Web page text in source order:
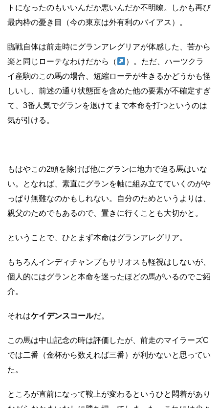
トになったのもいいんだか悪いんだか不明瞭。しかも再び
最内枠の憂き目（今の東京は外有利のバイアス）。
臨戦自体は前走時にグランアレグリアが体感した、苦から
楽と同じローテなわけだから（
）。ただ、ハーツクラ
イ産駒のこの馬の場合、短縮ローテが生きるかどうかも怪
しいし、前述の通り状態面を含めた他の要素が不確定すぎ
て、3番人気でグランを退けてまで本命を打つというのは
気が引ける。
もはやこの2頭を除けば他にグランに地力で迫る馬はいな
い。となれば、素直にグランを軸に組み立てていくのがや
っぱり無難なのかもしれない。自分のためというよりは、
親父のためでもあるので、置きに行くことも大切かと。
ということで、ひとまず本命はグランアレグリア。
もちろんインディチャンプもサリオスも軽視はしないが、
個人的にはグランと本命を迷ったほどの馬がいるのでご紹
介。
それはケイデンスコールだ。
この馬は中山記念の時は評価したが、前走のマイラーズC
では二番（金杯から数えれば三番）が利かないと思ってい
た。
ところが直前になって鞍上が変わるというひと悶着があり